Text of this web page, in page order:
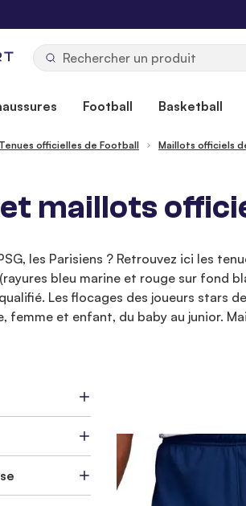
Football Basketball
Tenues officielles de Football Maillots officiels
maillots
les Parisiens ? Retrouvez ici les
bleu marine et rouge sur fond
Les flocages des joueurs stars
femme et enfant, du baby au junior.